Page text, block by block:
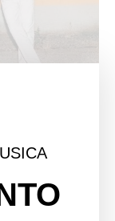
è il
le
che ormai ci